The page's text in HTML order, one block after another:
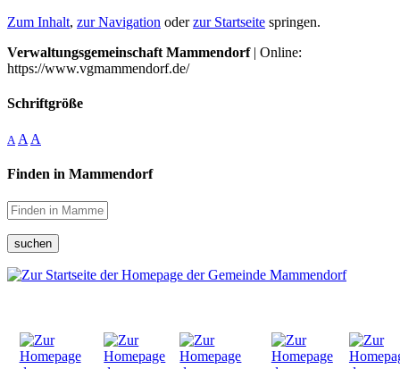
Zum Inhalt, zur Navigation oderzur Startseite springen.
Verwaltungsgemeinschaft Mammendorf| Online:
https://www.vgmammendorf.de/
Schriftgröße
A A A
Finden in Mammendorf
suchen